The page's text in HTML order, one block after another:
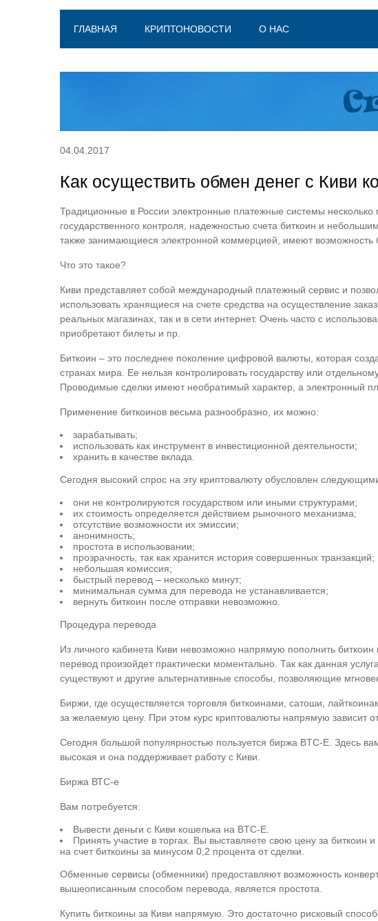
ГЛАВНАЯ КРИПТОНОВОСТИ О НАС
04.04.2017
Как осуществить обмен денег с Киви
Традиционные в России электронные платежные системы
государственного контроля, надежностью счета биткоин и
также занимающиеся электронной коммерцией, имеют возможность
Что это такое?
Киви представляет собой международный платежный сервис и
использовать хранящиеся на счете средства на осуществление
реальных магазинах, так и в сети интернет. Очень часто с
приобретают билеты и пр.
Биткоин – это последнее поколение цифровой валюты, которая
странах мира. Ее нельзя контролировать государству или
Проводимые сделки имеют необратимый характер, а электронный
Применение биткоинов весьма разнообразно, их можно:
зарабатывать;
использовать как инструмент в инвестиционной деятельности;
хранить в качестве вклада.
Сегодня высокий спрос на эту криптовалюту обусловлен
они не контролируются государством или иными структурами;
их стоимость определяется действием рыночного механизма;
отсутствие возможности их эмиссии;
анонимность;
простота в использовании;
прозрачность, так как хранится история совершенных транзакций;
небольшая комиссия;
быстрый перевод – несколько минут;
минимальная сумма для перевода не устанавливается;
вернуть биткоин после отправки невозможно.
Процедура перевода
Из личного кабинета Киви невозможно напрямую пополнить
перевод произойдет практически моментально. Так как данная
существуют и другие альтернативные способы, позволяющие
Биржи, где осуществляется торговля биткоинами, сатоши,
за желаемую цену. При этом курс криптовалюты напрямую зависит
Сегодня большой популярностью пользуется биржа BTC-E. Здесь
высокая и она поддерживает работу с Киви.
Биржа ВТС-е
Вам потребуется:
Вывести деньги с Киви кошелька на BTC-E.
Принять участие в торгах. Вы выставляете свою цену за биткоин
на счет биткоины за минусом 0,2 процента от сделки.
Обменные сервисы (обменники) предоставляют возможность
вышеописанным способом перевода, является простота.
Купить биткоины за Киви напрямую. Это достаточно рисковый